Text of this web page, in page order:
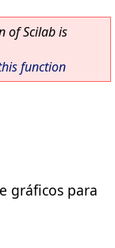
of Scilab is
function
gráficos para